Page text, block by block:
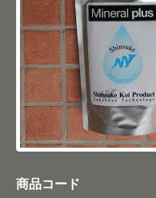
商品コード